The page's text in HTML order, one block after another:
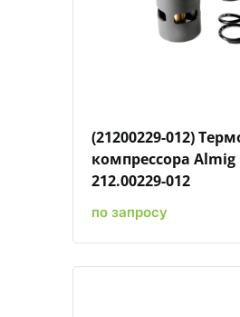
Быстрый просмотр
(21200229-012)
компрессора Almig
212.00229-012
по запросу